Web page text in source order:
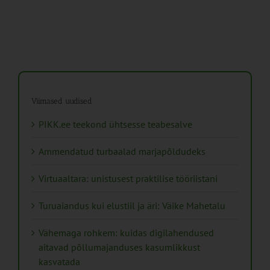
Viimased uudised
PIKK.ee teekond ühtsesse teabesalve
Ammendatud turbaalad marjapõldudeks
Virtuaaltara: unistusest praktilise tööriistani
Turuaiandus kui elustiil ja äri: Väike Mahetalu
Vähemaga rohkem: kuidas digilahendused
aitavad põllumajanduses kasumlikkust
kasvatada